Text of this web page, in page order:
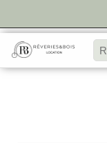
Pour toute